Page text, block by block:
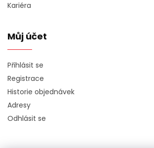
Kariéra
Můj účet
Přihlásit se
Registrace
Historie objednávek
Adresy
Odhlásit se